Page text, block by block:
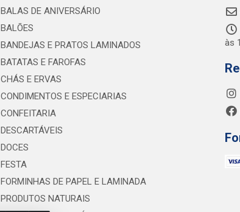
BALAS DE ANIVERSÁRIO
BALÕES
BANDEJAS E PRATOS LAMINADOS
BATATAS E FAROFAS
CHÁS E ERVAS
CONDIMENTOS E ESPECIARIAS
CONFEITARIA
DESCARTÁVEIS
DOCES
FESTA
FORMINHAS DE PAPEL E LAMINADA
PRODUTOS NATURAIS
às